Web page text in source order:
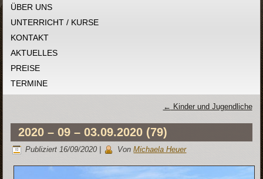
ÜBER UNS
UNTERRICHT / KURSE
KONTAKT
AKTUELLES
PREISE
TERMINE
← Kinder und Jugendliche
2020 – 09 – 03.09.2020 (79)
Publiziert 16/09/2020 Von Michaela Heuer